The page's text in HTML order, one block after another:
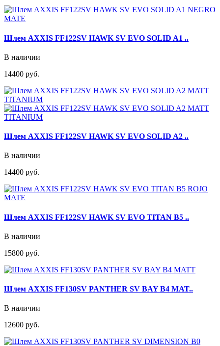
Шлем AXXIS FF122SV HAWK SV EVO SOLID A1 ..
В наличии
14400 руб.
Шлем AXXIS FF122SV HAWK SV EVO SOLID A2 ..
В наличии
14400 руб.
Шлем AXXIS FF122SV HAWK SV EVO TITAN B5 ..
В наличии
15800 руб.
Шлем AXXIS FF130SV PANTHER SV BAY B4 MAT..
В наличии
12600 руб.